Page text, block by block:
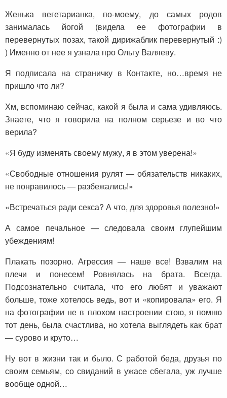
Женька вегетарианка, по-моему, до самых родов
занималась йогой (видела ее фотографии в
перевернутых позах, такой дирижаблик перевернутый :)
) Именно от нее я узнала про Ольгу Валяеву.
Я подписала на страничку в Контакте, но…время не
пришло что ли?
Хм, вспоминаю сейчас, какой я была и сама удивляюсь.
Знаете, что я говорила на полном серьезе и во что
верила?
«Я буду изменять своему мужу, я в этом уверена!»
«Свободные отношения рулят — обязательств никаких,
не понравилось — разбежались!»
«Встречаться ради секса? А что, для здоровья полезно!»
А самое печальное — следовала своим глупейшим
убеждениям!
Плакать позорно. Агрессия — наше все! Взвалим на
плечи и понесем! Ровнялась на брата. Всегда.
Подсознательно считала, что его любят и уважают
больше, тоже хотелось ведь, вот и «копировала» его. Я
на фотографии не в плохом настроении стою, я помню
тот день, была счастлива, но хотела выглядеть как брат
— сурово и круто…
Ну вот в жизни так и было. С работой беда, друзья по
своим семьям, со свиданий в ужасе сбегала, уж лучше
вообще одной…